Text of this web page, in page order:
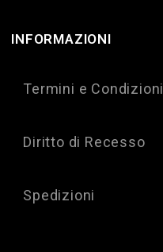
INFORMAZIONI
Termini e Condizioni
Diritto di Recesso
Spedizioni